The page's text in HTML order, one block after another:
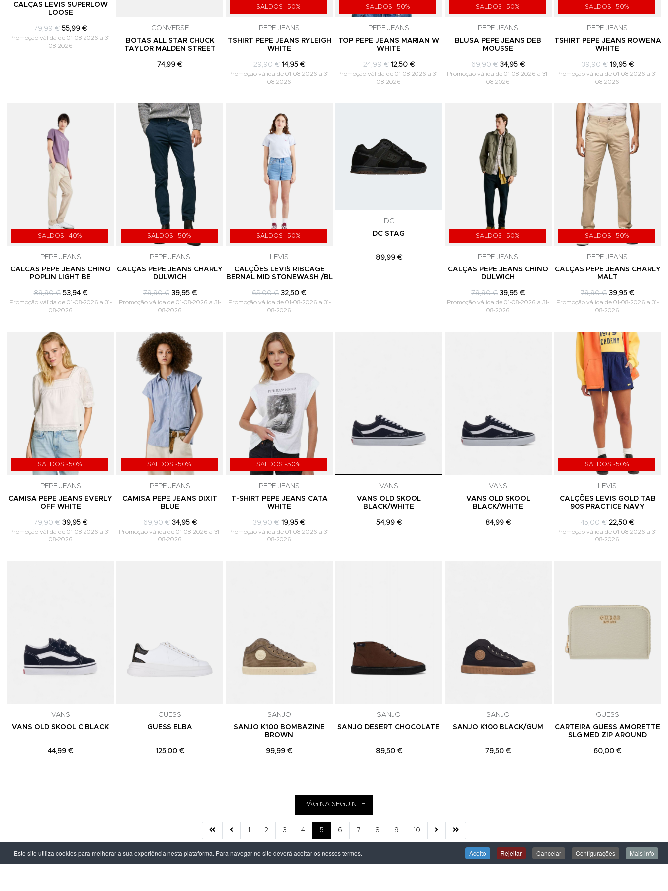
CALÇAS LEVIS SUPERLOW
LOOSE
79,99 € 55,99 €
Promoção válida de 01-08-2026 a 31-
08-2026
CONVERSE
BOTAS ALL STAR CHUCK
TAYLOR MALDEN STREET
74,99 €
SALDOS -50%
PEPE JEANS
TSHIRT PEPE JEANS RYLEIGH
WHITE
29,90 € 14,95 €
Promoção válida de 01-08-2026 a 31-
08-2026
SALDOS -50%
PEPE JEANS
TOP PEPE JEANS MARIAN W
WHITE
24,99 € 12,50 €
Promoção válida de 01-08-2026 a 31-
08-2026
SALDOS -50%
PEPE JEANS
BLUSA PEPE JEANS DEB
MOUSSE
69,90 € 34,95 €
Promoção válida de 01-08-2026 a 31-
08-2026
SALDOS -50%
PEPE JEANS
TSHIRT PEPE JEANS ROWENA
WHITE
39,90 € 19,95 €
Promoção válida de 01-08-2026 a 31-
08-2026
SALDOS -40%
Adicionar aos Favoritos
PEPE JEANS
CALCAS PEPE JEANS CHINO
POPLIN LIGHT BE
89,90 € 53,94 €
Promoção válida de 01-08-2026 a 31-
08-2026
SALDOS -50%
PEPE JEANS
CALÇAS PEPE JEANS CHARLY
DULWICH
79,90 € 39,95 €
Promoção válida de 01-08-2026 a 31-
08-2026
SALDOS -50%
LEVIS
CALÇÕES LEVI´S RIBCAGE
BERNAL MID STONEWASH /BL
65,00 € 32,50 €
Promoção válida de 01-08-2026 a 31-
08-2026
DC
DC STAG
89,99 €
SALDOS -50%
Adicionar aos Favoritos
PEPE JEANS
CALÇAS PEPE JEANS CHINO
DULWICH
79,90 € 39,95 €
Promoção válida de 01-08-2026 a 31-
08-2026
SALDOS -50%
PEPE JEANS
CALÇAS PEPE JEANS CHARLY
MALT
79,90 € 39,95 €
Promoção válida de 01-08-2026 a 31-
08-2026
SALDOS -50%
Adicionar aos Favoritos
PEPE JEANS
CAMISA PEPE JEANS EVERLY
OFF WHITE
79,90 € 39,95 €
Promoção válida de 01-08-2026 a 31-
08-2026
SALDOS -50%
Adicionar aos Favoritos
PEPE JEANS
CAMISA PEPE JEANS DIXIT
BLUE
69,90 € 34,95 €
Promoção válida de 01-08-2026 a 31-
08-2026
SALDOS -50%
PEPE JEANS
T-SHIRT PEPE JEANS CATA
WHITE
39,90 € 19,95 €
Promoção válida de 01-08-2026 a 31-
08-2026
VANS
VANS OLD SKOOL
BLACK/WHITE
54,99 €
Adicionar aos Favoritos
VANS
VANS OLD SKOOL
BLACK/WHITE
84,99 €
SALDOS -50%
LEVIS
CALÇÕES LEVIS GOLD TAB
90S PRACTICE NAVY
45,00 € 22,50 €
Promoção válida de 01-08-2026 a 31-
08-2026
VANS
VANS OLD SKOOL C BLACK
44,99 €
GUESS
GUESS ELBA
125,00 €
SANJO
SANJO K100 BOMBAZINE
BROWN
99,99 €
SANJO
SANJO DESERT CHOCOLATE
89,50 €
SANJO
SANJO K100 BLACK/GUM
79,50 €
GUESS
CARTEIRA GUESS AMORETTE
SLG MED ZIP AROUND
60,00 €
PÁGINA SEGUINTE
1 2 3 4 5 6 7 8 9 10
Este site utiliza cookies para melhorar a sua experiência nesta plataforma. Para navegar no site deverá aceitar os nossos termos. Aceito Rejeitar Cancelar Configurações Mais info